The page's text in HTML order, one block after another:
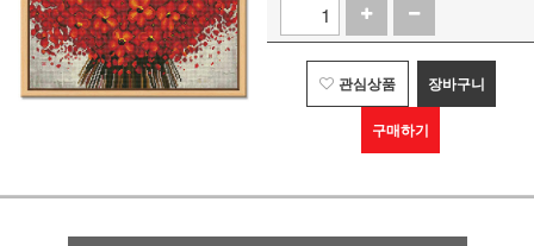
관심상품 장바구니
구매하기